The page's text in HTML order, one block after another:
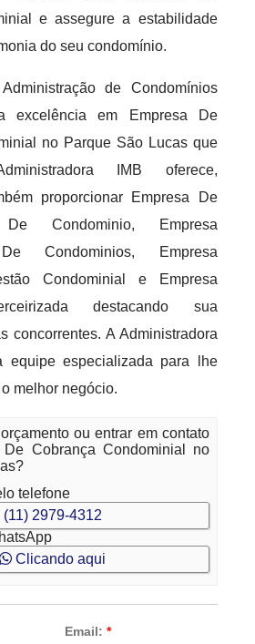
e assegure a estabilidade
do seu condomínio.
de Condomínios
excelência em Empresa De
no Parque São Lucas que
IMB oferece,
proporcionar Empresa De
De Condominio, Empresa
Condominios, Empresa
Condominial e Empresa
destacando sua
concorrentes. A Administradora
equipe especializada para lhe
melhor negócio.
ou entrar em contato
De Cobrança Condominial no
telefone
(11) 2979-4312
Clicando aqui
Email: *